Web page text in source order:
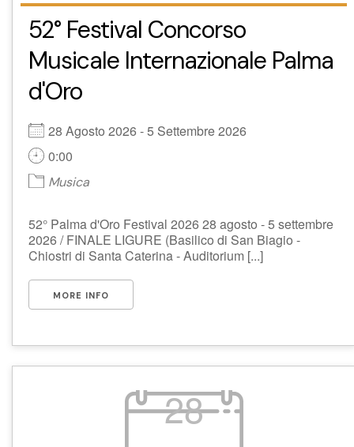
52° Festival Concorso
Musicale Internazionale Palma
d'Oro
28 Agosto 2026 - 5 Settembre 2026
0:00
Musica
52° Palma d'Oro Festival 2026 28 agosto - 5 settembre
2026 / FINALE LIGURE (Basilico di San Biagio -
Chiostri di Santa Caterina - Auditorium [...]
MORE INFO
28